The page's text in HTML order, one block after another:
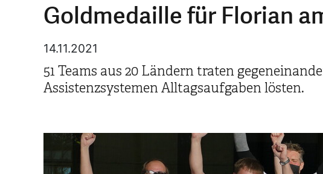
Goldmedaille für Florian
14.11.2021
51 Teams aus 20 Ländern traten
Assistenzsystemen Alltagsaufgaben lösten.